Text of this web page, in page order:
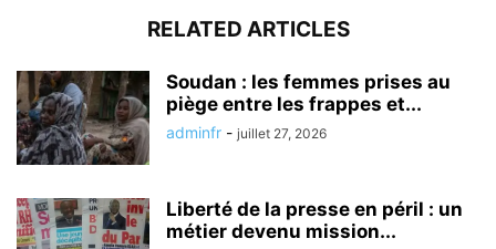
RELATED ARTICLES
Soudan : les femmes prises au
piège entre les frappes et...
adminfr - juillet 27, 2026
Liberté de la presse en péril : un
métier devenu mission...